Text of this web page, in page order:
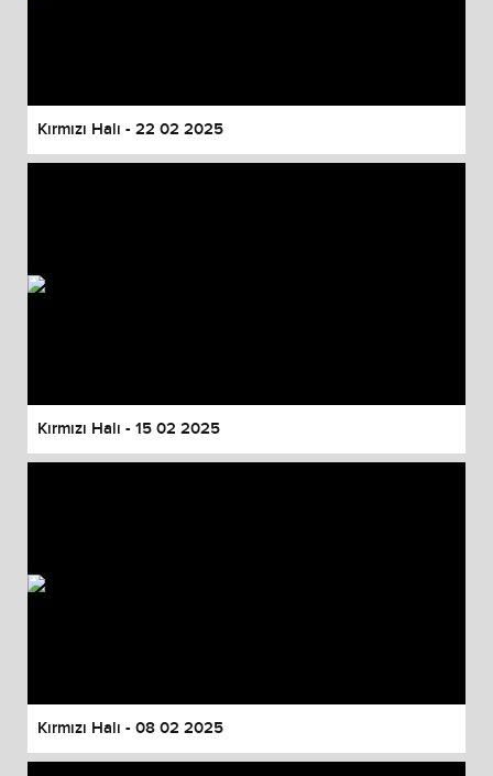
Kırmızı Halı - 22 02 2025
Kırmızı Halı - 15 02 2025
Kırmızı Halı - 08 02 2025